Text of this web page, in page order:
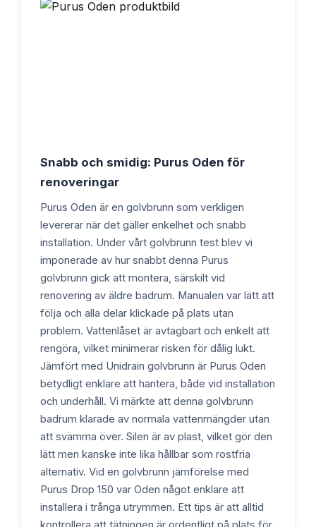
Snabb och smidig: Purus Oden för
renoveringar
Purus Oden är en golvbrunn som verkligen
levererar när det gäller enkelhet och snabb
installation. Under vårt golvbrunn test blev vi
imponerade av hur snabbt denna Purus
golvbrunn gick att montera, särskilt vid
renovering av äldre badrum. Manualen var lätt att
följa och alla delar klickade på plats utan
problem. Vattenlåset är avtagbart och enkelt att
rengöra, vilket minimerar risken för dålig lukt.
Jämfört med Unidrain golvbrunn är Purus Oden
betydligt enklare att hantera, både vid installation
och underhåll. Vi märkte att denna golvbrunn
badrum klarade av normala vattenmängder utan
att svämma över. Silen är av plast, vilket gör den
lätt men kanske inte lika hållbar som rostfria
alternativ. Vid en golvbrunn jämförelse med
Purus Drop 150 var Oden något enklare att
installera i trånga utrymmen. Ett tips är att alltid